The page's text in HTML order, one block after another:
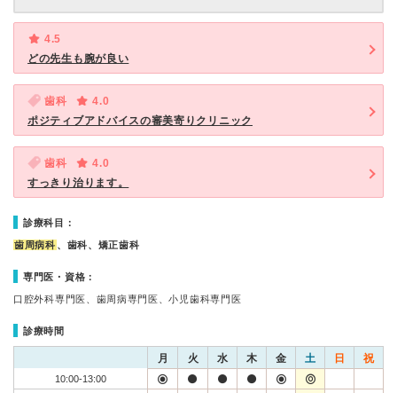
4.5
どの先生も腕が良い
歯科
4.0
ポジティブアドバイスの審美寄りクリニック
歯科
4.0
すっきり治ります。
診療科目：
歯周病科 、歯科、矯正歯科
専門医・資格：
口腔外科専門医、歯周病専門医、小児歯科専門医
診療時間
月 火 水 木 金 土 日 祝
10:00-13:00